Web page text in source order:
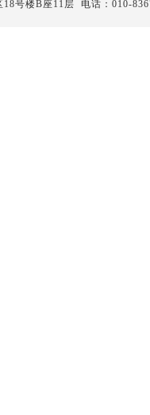
18号楼B座11层 电话： 010-